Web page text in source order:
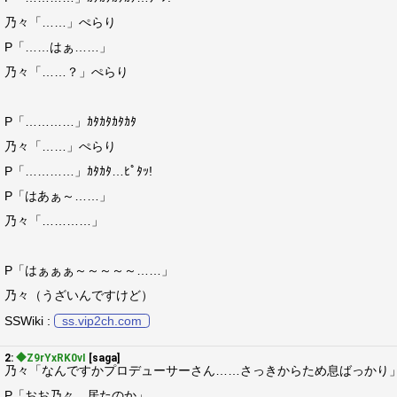
乃々「……」ぺらり
P「……はぁ……」
乃々「……？」ぺらり
P「…………」ｶﾀｶﾀｶﾀｶﾀ
乃々「……」ぺらり
P「…………」ｶﾀｶﾀ…ﾋﾟﾀｯ!
P「はあぁ～……」
乃々「…………」
P「はぁぁぁ～～～～～……」
乃々（うざいんですけど）
SSWiki :
ss.vip2ch.com
2: ◆Z9rYxRK0vI [saga]
乃々「なんですかプロデューサーさん……さっきからため息ばっかり